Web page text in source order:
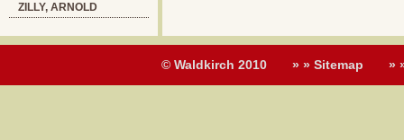
ZILLY, ARNOLD
© Waldkirch 2010 » » Sitemap »